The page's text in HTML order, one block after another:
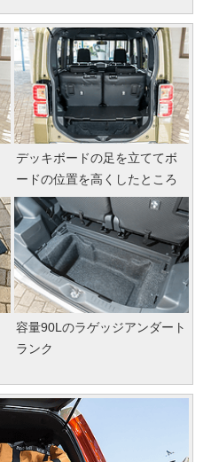
デッキボードの足を立ててボ
ードの位置を高くしたところ
容量90Lのラゲッジアンダート
ランク